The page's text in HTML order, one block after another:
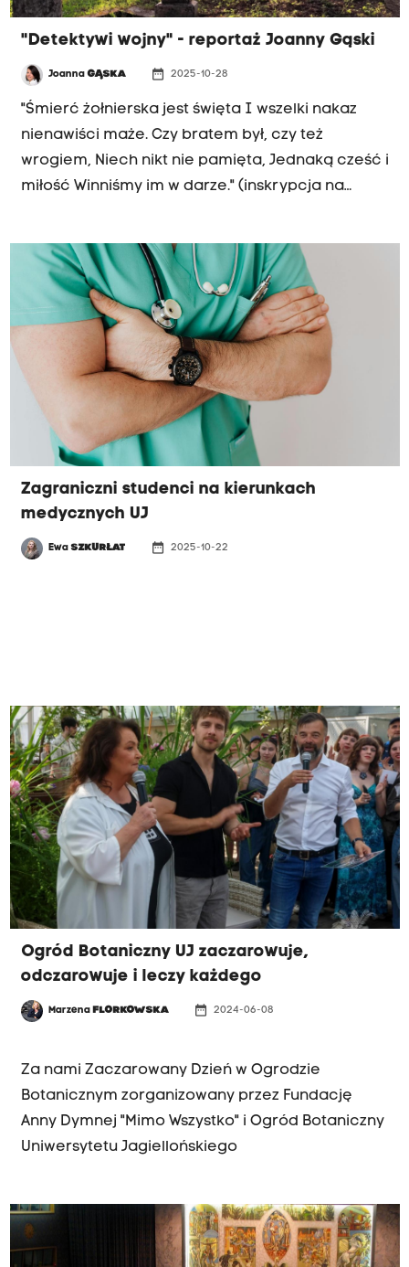
"Detektywi wojny" - reportaż Joanny Gąski
JoannaGĄSKA date_range 2025-10-28
"Śmierć żołnierska jest święta I wszelki nakaz
nienawiści maże. Czy bratem był, czy też
wrogiem, Niech nikt nie pamięta, Jednaką cześć i
miłość Winniśmy im w darze." (inskrypcja na
Zagraniczni studenci na kierunkach
medycznych UJ
EwaSZKURŁAT date_range 2025-10-22
Ogród Botaniczny UJ zaczarowuje,
odczarowuje i leczy każdego
Marzena FLORKOWSKA date_range 2024-06-08
Za nami Zaczarowany Dzień w Ogrodzie
Botanicznym zorganizowany przez Fundację
Anny Dymnej "Mimo Wszystko" i Ogród Botaniczny
Uniwersytetu Jagiellońskiego